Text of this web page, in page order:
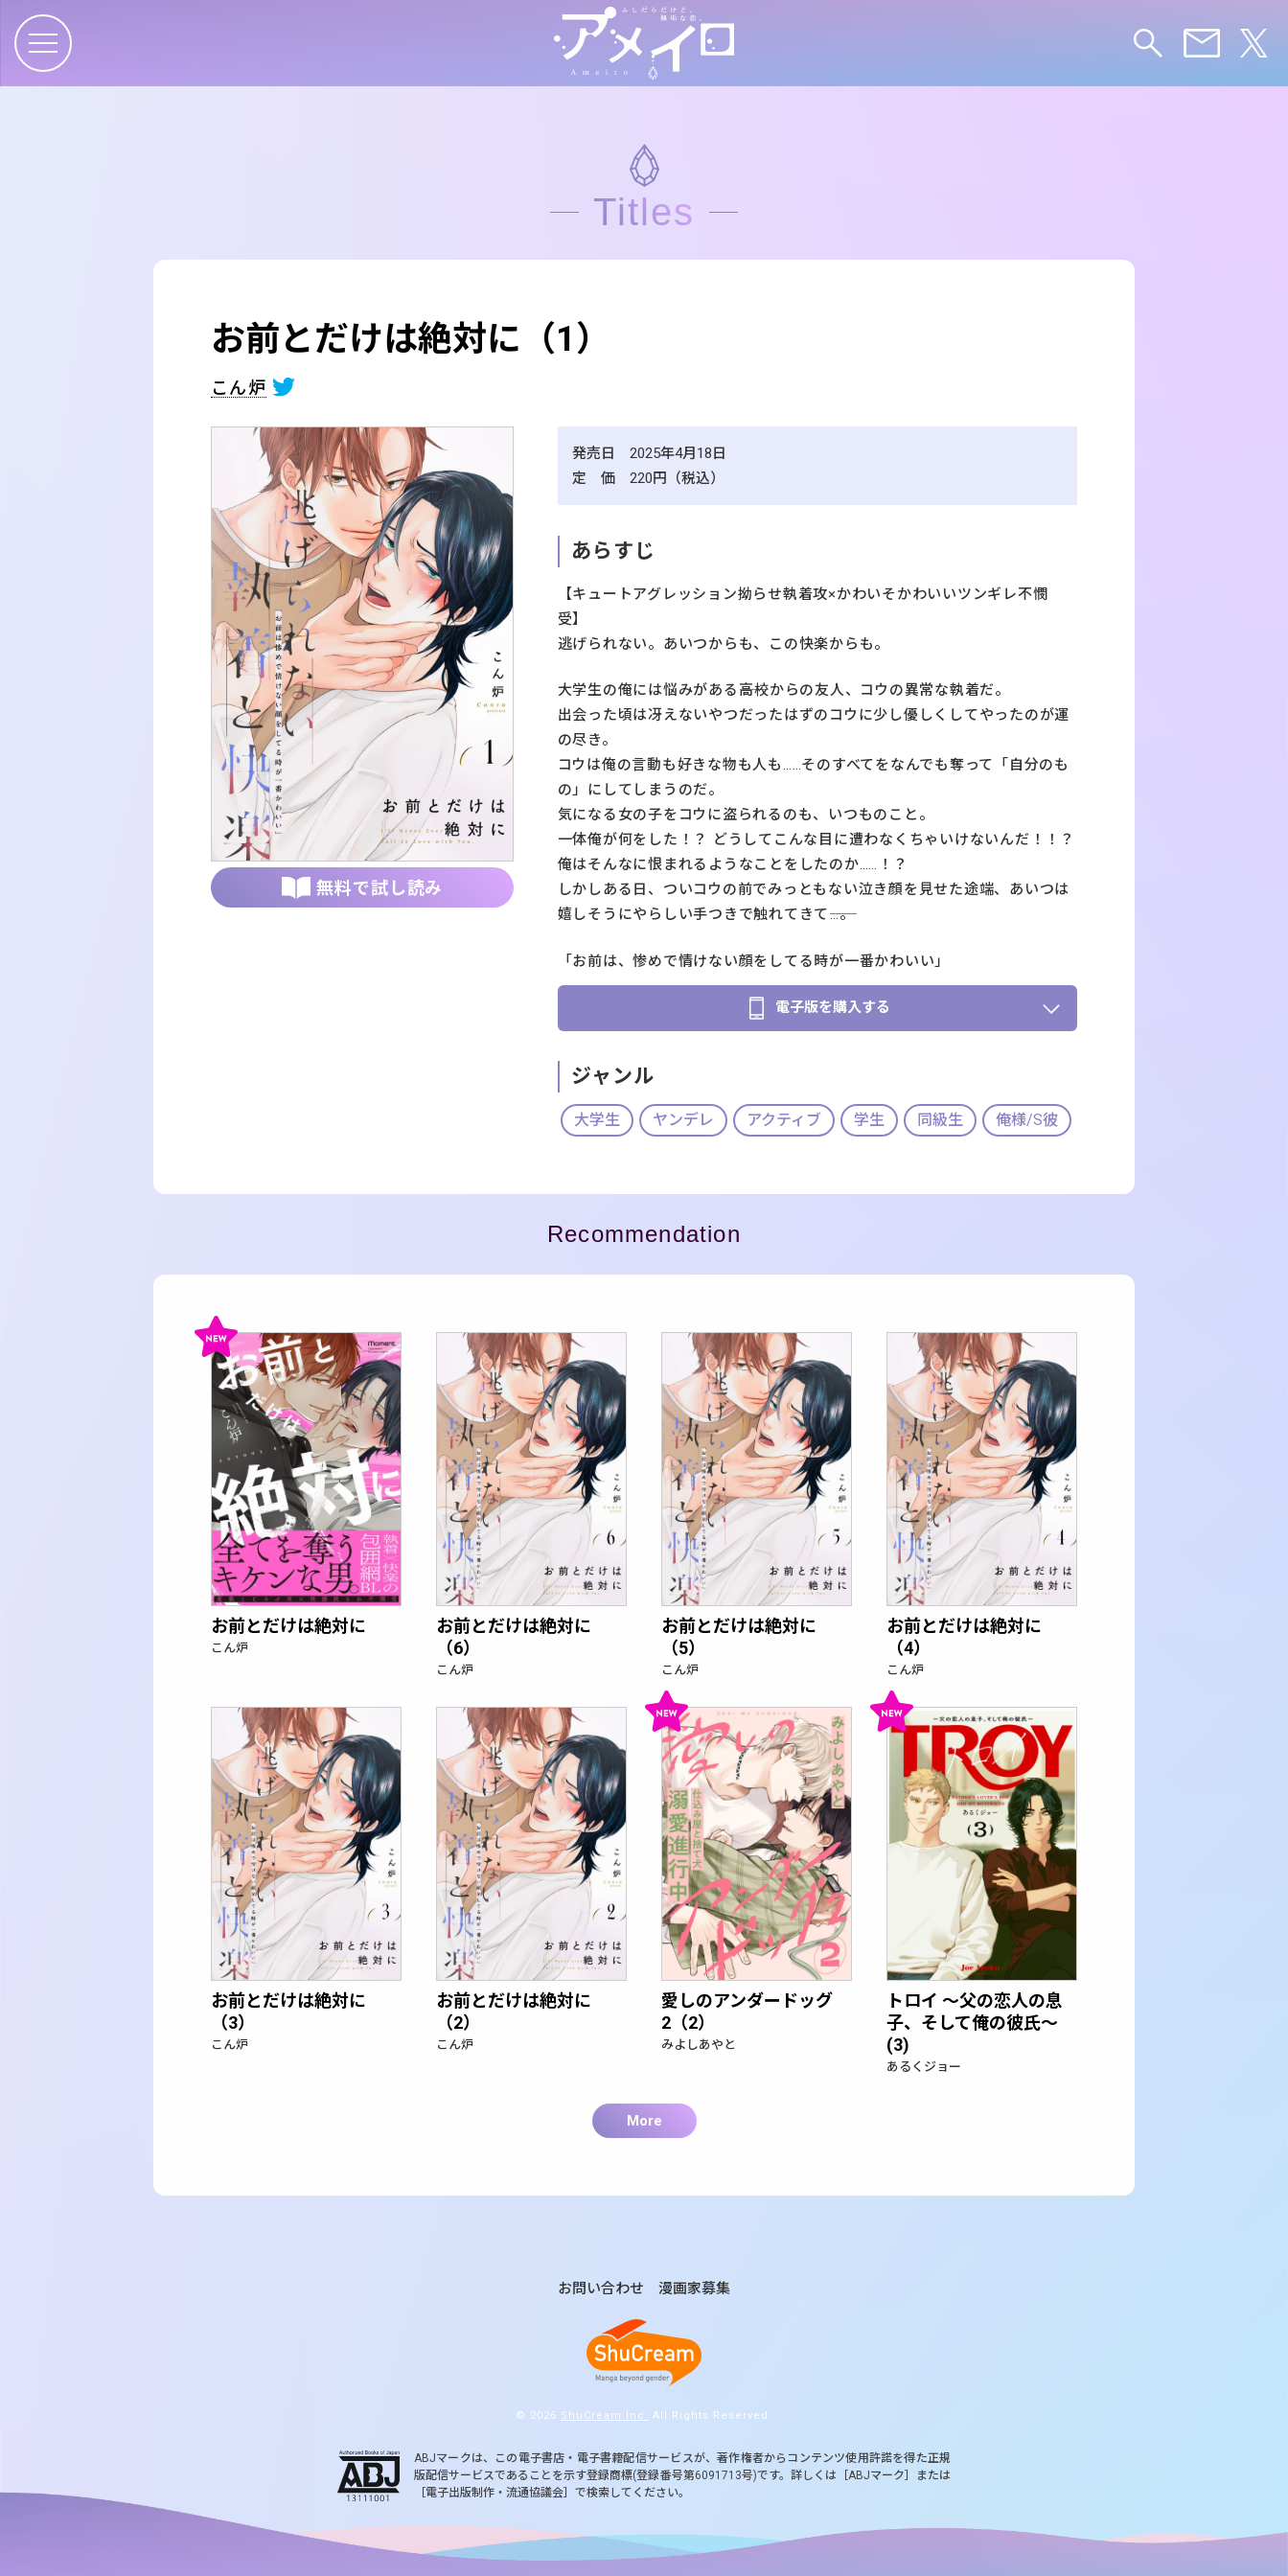
Titles
お前とだけは絶対に（1）
こん炉
無料で試し読み
発売日 2025年4月18日
定 価 220円（税込）
あらすじ
【キュートアグレッション拗らせ執着攻×かわいそかわいいツンギレ不憫
受】
逃げられない。あいつからも、この快楽からも。
大学生の俺には悩みがある――高校からの友人、コウの異常な執着だ。
出会った頃は冴えないやつだったはずのコウに少し優しくしてやったのが運
の尽き。
コウは俺の言動も好きな物も人も……そのすべてをなんでも奪って「自分のも
の」にしてしまうのだ。
気になる女の子をコウに盗られるのも、いつものこと。
一体俺が何をした！？ どうしてこんな目に遭わなくちゃいけないんだ！！？
俺はそんなに恨まれるようなことをしたのか……！？
しかしある日、ついコウの前でみっともない泣き顔を見せた途端、あいつは
嬉しそうにやらしい手つきで触れてきて――…。
「お前は、惨めで情けない顔をしてる時が一番かわいい」
電子版を購入する
ジャンル
大学生 ヤンデレ アクティブ 学生 同級生 俺様/S彼
Recommendation
お前とだけは絶対に
こん炉
お前とだけは絶対に
（6）
こん炉
お前とだけは絶対に
（5）
こん炉
お前とだけは絶対に
（4）
こん炉
お前とだけは絶対に
（3）
こん炉
お前とだけは絶対に
（2）
こん炉
愛しのアンダードッグ
2（2）
みよしあやと
トロイ ～父の恋人の息
子、そして俺の彼氏～
(3)
あるくジョー
More
お問い合わせ 漫画家募集
© 2026 ShuCream Inc. All Rights Reserved.
ABJマークは、この電子書店・電子書籍配信サービスが、著作権者からコンテンツ使用許諾を得た正規
版配信サービスであることを示す登録商標(登録番号第6091713号)です。詳しくは［ABJマーク］または
［電子出版制作・流通協議会］で検索してください。